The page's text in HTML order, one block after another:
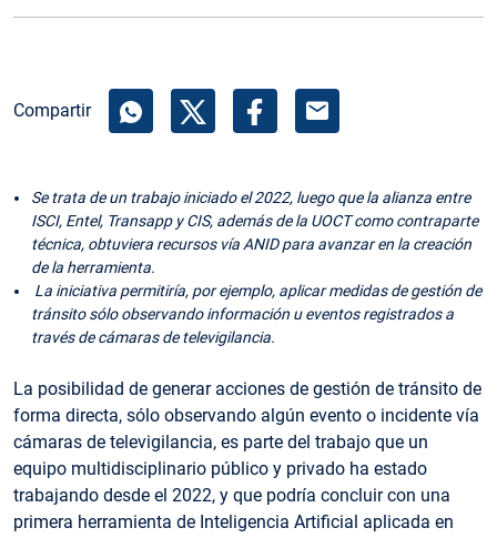
Compartir mail
Se trata de un trabajo iniciado el 2022, luego que la alianza entre
ISCI, Entel, Transapp y CIS, además de la UOCT como contraparte
técnica, obtuviera recursos vía ANID para avanzar en la creación
de la herramienta.
La iniciativa permitiría, por ejemplo, aplicar medidas de gestión de
tránsito sólo observando información u eventos registrados a
través de cámaras de televigilancia.
La posibilidad de generar acciones de gestión de tránsito de
forma directa, sólo observando algún evento o incidente vía
cámaras de televigilancia, es parte del trabajo que un
equipo multidisciplinario público y privado ha estado
trabajando desde el 2022, y que podría concluir con una
primera herramienta de Inteligencia Artificial aplicada en